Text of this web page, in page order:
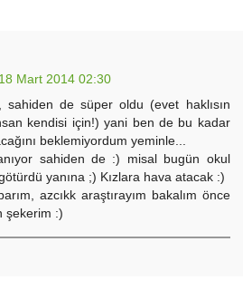
18 Mart 2014 02:30
sahiden de süper oldu (evet haklısın
kendisi için!) yani ben de bu kadar
beklemiyordum yeminle...
sahiden de :) misal bugün okul
yanına ;) Kızlara hava atacak :)
azcıkk araştırayım bakalım önce
şekerim :)